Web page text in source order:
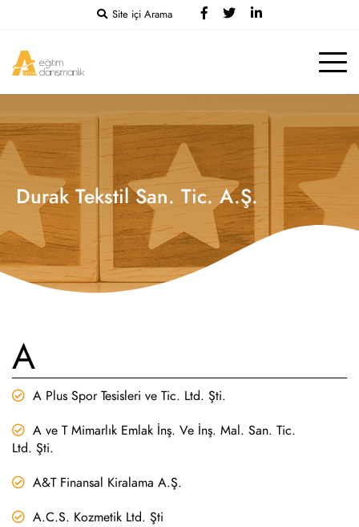
Site içi Arama
Durak Tekstil San. Tic. A.Ş.
A
A Plus Spor Tesisleri ve Tic. Ltd. Şti.
A ve T Mimarlık Emlak İnş. Ve İnş. Mal. San. Tic.
Ltd. Şti.
A&T Finansal Kiralama A.Ş.
A.C.S. Kozmetik Ltd. Şti